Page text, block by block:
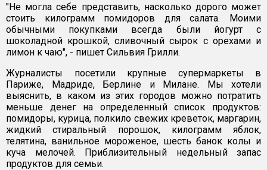
"Не могла себе представить, насколько дорого может
стоить килограмм помидоров для салата. Моими
обычными покупками всегда были йогурт с
шоколадной крошкой, сливочный сырок с орехами и
лимон к чаю", - пишет Сильвия Грилли.
Журналисты посетили крупные супермаркеты в
Париже, Мадриде, Берлине и Милане. Мы хотели
выяснить, в каком из этих городов можно потратить
меньше денег на определенный список продуктов:
помидоры, курица, полкило свежих креветок, маргарин,
жидкий стиральный порошок, килограмм яблок,
телятина, ванильное мороженое, шесть банок колы и
куча мелочей. Приблизительный недельный запас
продуктов для семьи.